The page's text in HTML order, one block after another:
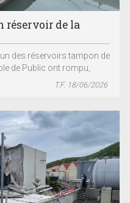
réservoir de la
des réservoirs tampon de
de Public ont rompu,
T.F. 18/06/2026